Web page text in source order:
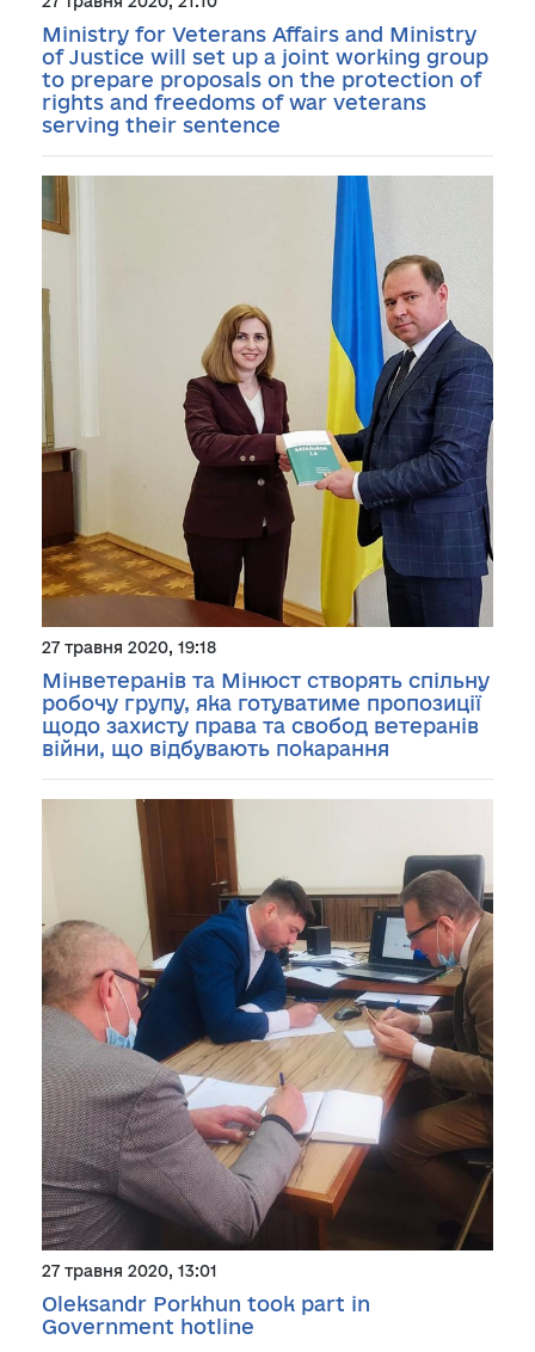
Ministry for Veterans Affairs and Ministry
of Justice will set up a joint working group
to prepare proposals on the protection of
rights and freedoms of war veterans
serving their sentence
27 травня 2020, 19:18
Мінветеранів та Мінюст створять спільну
робочу групу, яка готуватиме пропозиції
щодо захисту права та свобод ветеранів
війни, що відбувають покарання
27 травня 2020, 13:01
Oleksandr Porkhun took part in
Government hotline